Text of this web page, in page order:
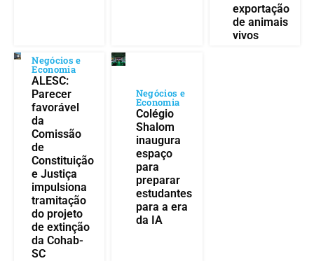
exportação
de animais
vivos
Negócios e
Economia
ALESC:
Parecer
favorável
da
Comissão
de
Constituição
e Justiça
impulsiona
tramitação
do projeto
de extinção
da Cohab-
SC
Negócios e
Economia
Colégio
Shalom
inaugura
espaço
para
preparar
estudantes
para a era
da IA